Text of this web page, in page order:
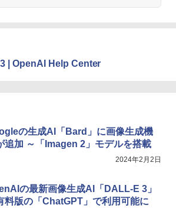
￥3,200
インゲームコード】 ロブロックス |オン
Windows版 | Minecraft (マインクラフ
ト): Java & Bedrock Edition | オンライ
ンコード版
￥99
ードウェア・市販ソフトウェアのパーフ
ェクトリストと最新エミュレータ紹介
持続バッテリー、広告なし、メタリック
￥31,980
レージ、ノート機能搭載、明るさ自動調
整、色調調節ライト、プレミアムペン付
| OpenAI Help Center
の生成AI「Bard」に画像生成機
追加 ～「Imagen 2」モデルを搭載
2024年2月2日
の最新画像生成AI「DALL-E 3」
料版の「ChatGPT」で利用可能に